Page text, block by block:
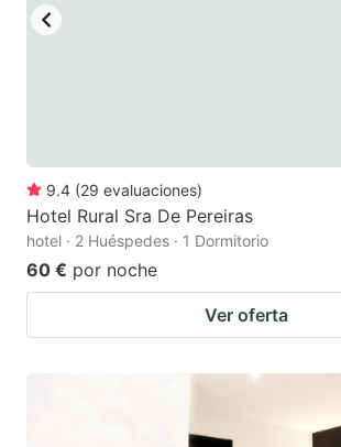
9.4 (29 evaluaciones)
Hotel Rural Sra De Pereiras
hotel · 2 Huéspedes · 1 Dormitorio
60 € por noche
Ver oferta